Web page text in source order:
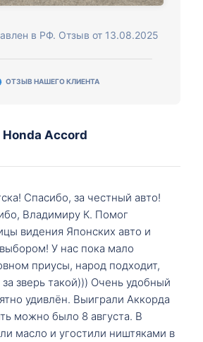
в РФ. Отзыв от 13.08.2025
ОТЗЫВ НАШЕГО КЛИЕНТА
Honda Accord
Спасибо, за честный авто!
Владимиру К. Помог
видения Японских авто и
У нас пока мало
приусы, народ подходит,
зверь такой))) Очень удобный
удивлён. Выиграли Аккорда
можно было 8 августа. В
масло и угостили ништяками в